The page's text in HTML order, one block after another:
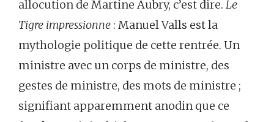
allocution de Martine Aubry, c’est dire. Le
Tigre impressionne : Manuel Valls est la
mythologie politique de cette rentrée. Un
ministre avec un corps de ministre, des
gestes de ministre, des mots de ministre ;
signifiant apparemment anodin que ce